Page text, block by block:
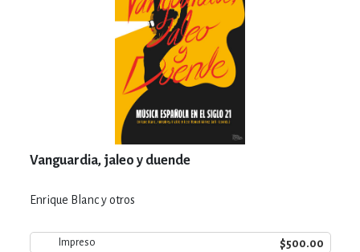
Vanguardia, jaleo y duende
Enrique Blanc y otros
Impreso $500.00